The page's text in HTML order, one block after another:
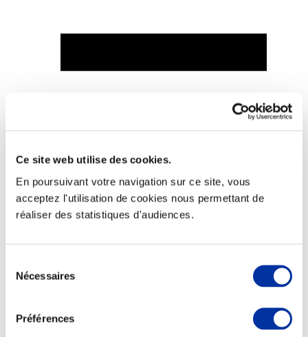
Ce site web utilise des cookies.
En poursuivant votre navigation sur ce site, vous
acceptez l'utilisation de cookies nous permettant de
réaliser des statistiques d'audiences.
Nécessaires
Préférences
Economie de ressources
Bien-être, Protection et Santé des animaux